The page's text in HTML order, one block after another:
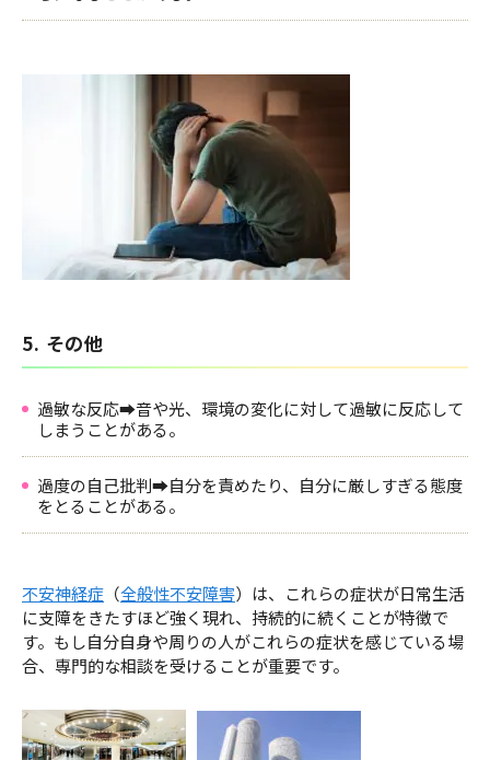
5. その他
過敏な反応➡音や光、環境の変化に対して過敏に反応して
しまうことがある。
過度の自己批判➡自分を責めたり、自分に厳しすぎる態度
をとることがある。
不安神経症 （全般性不安障害）は、これらの症状が日常生活
に支障をきたすほど強く現れ、持続的に続くことが特徴で
す。もし自分自身や周りの人がこれらの症状を感じている場
合、専門的な相談を受けることが重要です。